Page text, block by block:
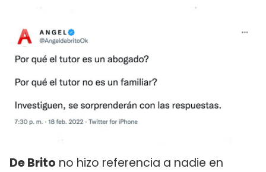
De Brito no hizo referencia a nadie en